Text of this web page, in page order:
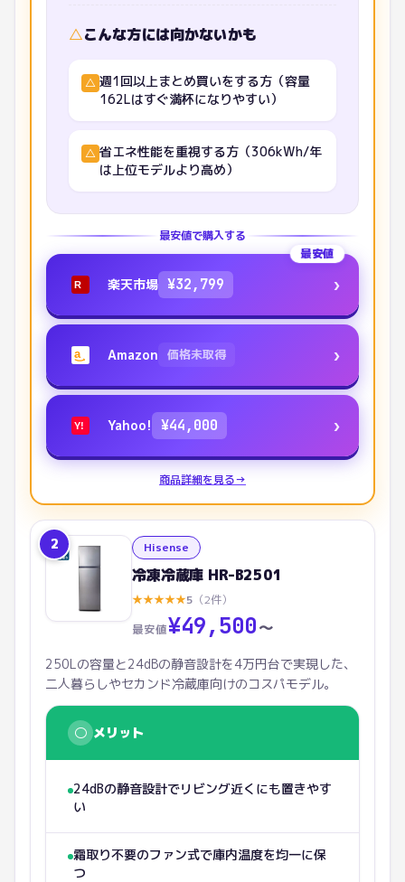
△こんな方には向かないかも
△ 週1回以上まとめ買いをする方（容量
162Lはすぐ満杯になりやすい）
△ 省エネ性能を重視する方（306kWh/年
は上位モデルより高め）
最安値で購入する
最安値
R 楽天市場 ¥32,799 ›
a Amazon 価格未取得 ›
Y! Yahoo! ¥44,000 ›
商品詳細を見る→
2 Hisense
冷凍冷蔵庫 HR-B2501
★★★★★5 （2件）
最安値¥49,500〜
250Lの容量と24dBの静音設計を4万円台で実現した、
二人暮らしやセカンド冷蔵庫向けのコスパモデル。
○ メリット
24dBの静音設計でリビング近くにも置きやす
い
霜取り不要のファン式で庫内温度を均一に保
つ